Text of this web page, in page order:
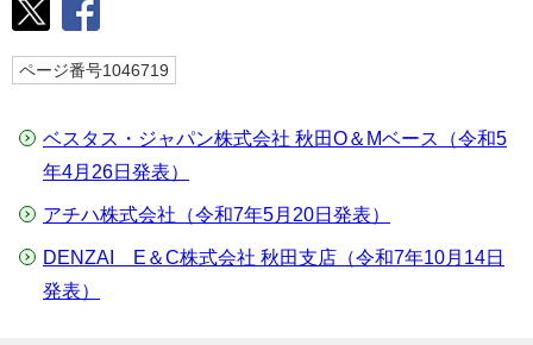
ページ番号1046719
ベスタス・ジャパン株式会社 秋田O＆Mベース（令和5
年4月26日発表）
アチハ株式会社（令和7年5月20日発表）
DENZAI E＆C株式会社 秋田支店（令和7年10月14日
発表）